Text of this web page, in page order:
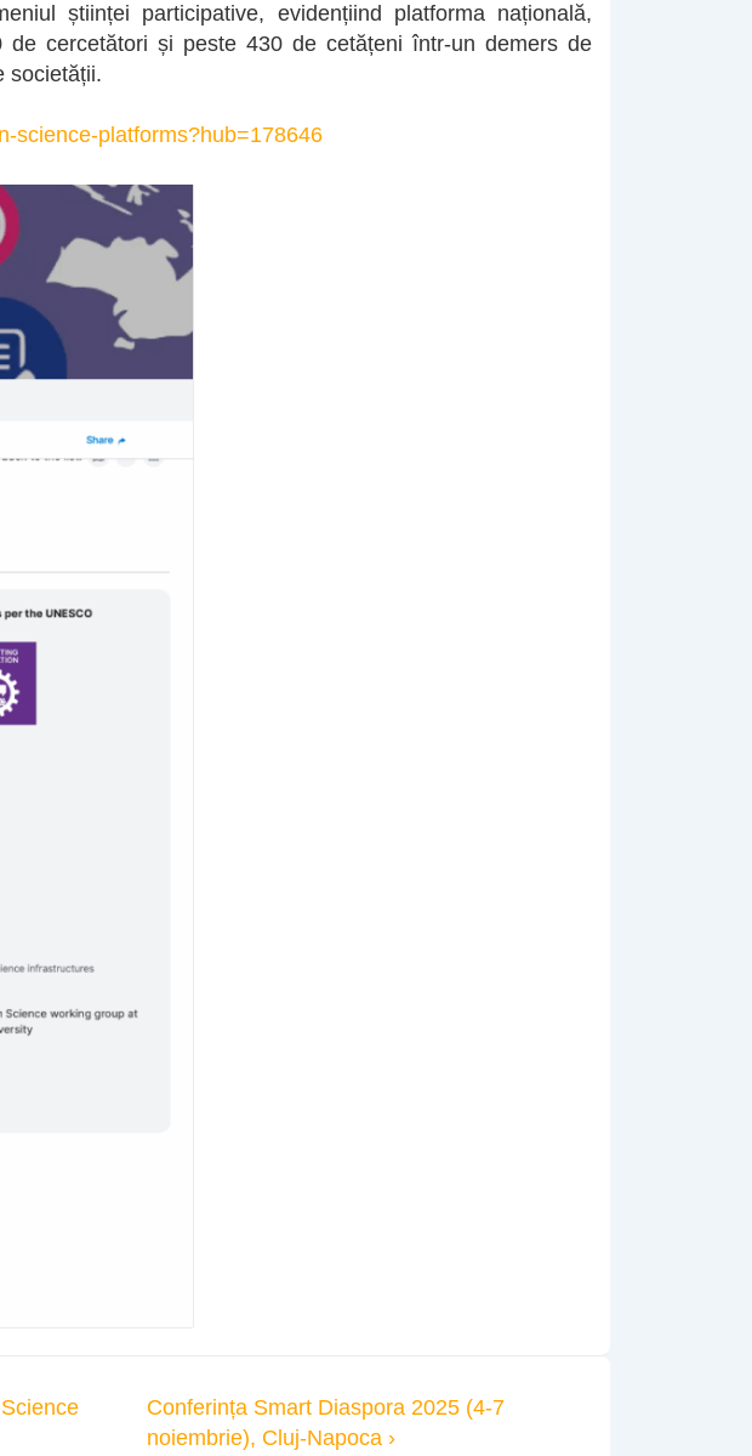
științei participative, evidențiind platforma națională,
cercetători și peste 430 de cetățeni într-un demers de
societății.
science-platforms?hub=178646
Next
Post
Conferința Smart Diaspora 2025 (4-7
noiembrie), Cluj-Napoca ›